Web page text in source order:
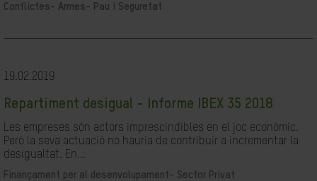
Conflictes- Armes- Pau i Seguretat
19.02.2019
Repartiment desigual - Informe IBEX 35 2018
Les empreses són actors imprescindibles en el joc econòmic.
Però la seva actuació no hauria de contribuir a incrementar la
desigualtat. En...
Finançament per al desenvolupament- Sector Privat